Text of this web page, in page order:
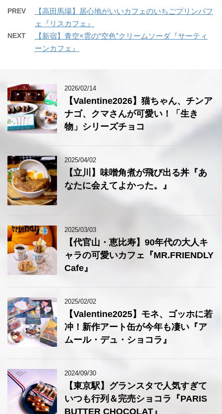
PREV
【高田馬場】居心地がいいカフェのいちごプリンパフ
ェ『リスカフェ』
NEXT
【新宿】青空×雲の“空色”クリームソーダ『サーティ
ーンカフェ』
2026/02/14
【Valentine2026】猫ちゃん、チンア
ナゴ、クマさんが可愛い！「生き
物」シリーズチョコ
2025/04/02
【立川】味噌角煮が飛び出る丼『あ
なたに会えてよかった。』
2025/03/03
【代官山・恵比寿】90年代の大人キ
ャラの可愛いカフェ『MR.FRIENDLY
Cafe』
2025/02/02
【Valentine2025】モネ、ゴッホに若
冲！新作アート缶が今年も凄い『ア
ムール・デュ・ショコラ』
2024/09/30
【東京駅】グランスタで人気すぎて
いつも行列＆完売ショコラ『PARIS
BUTTER CHOCOLAT』